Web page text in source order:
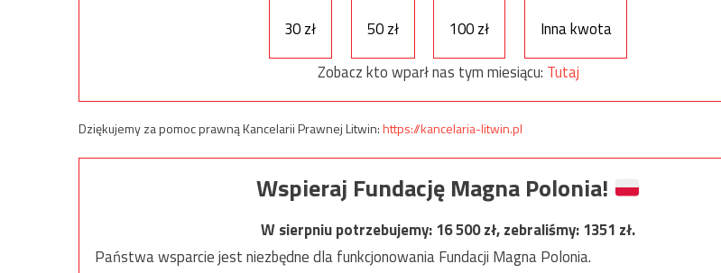
30 zł
50 zł 100 zł
Inna kwota
Zobacz kto wparł nas tym miesiącu: Tutaj
Dziękujemy za pomoc prawną Kancelarii Prawnej Litwin:https://kancelaria-litwin.pl
Wspieraj Fundację Magna Polonia!
W sierpniu potrzebujemy:16 500zł, zebraliśmy:1351 zł.
Państwa wsparcie jest niezbędne dla funkcjonowania Fundacji Magna Polonia.